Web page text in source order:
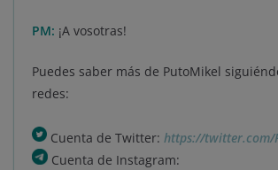
PM: ¡A vosotras!
Puedes saber más de PutoMikel
redes:
Cuenta de Twitter: https://twitter.com/
Cuenta de Instagram: